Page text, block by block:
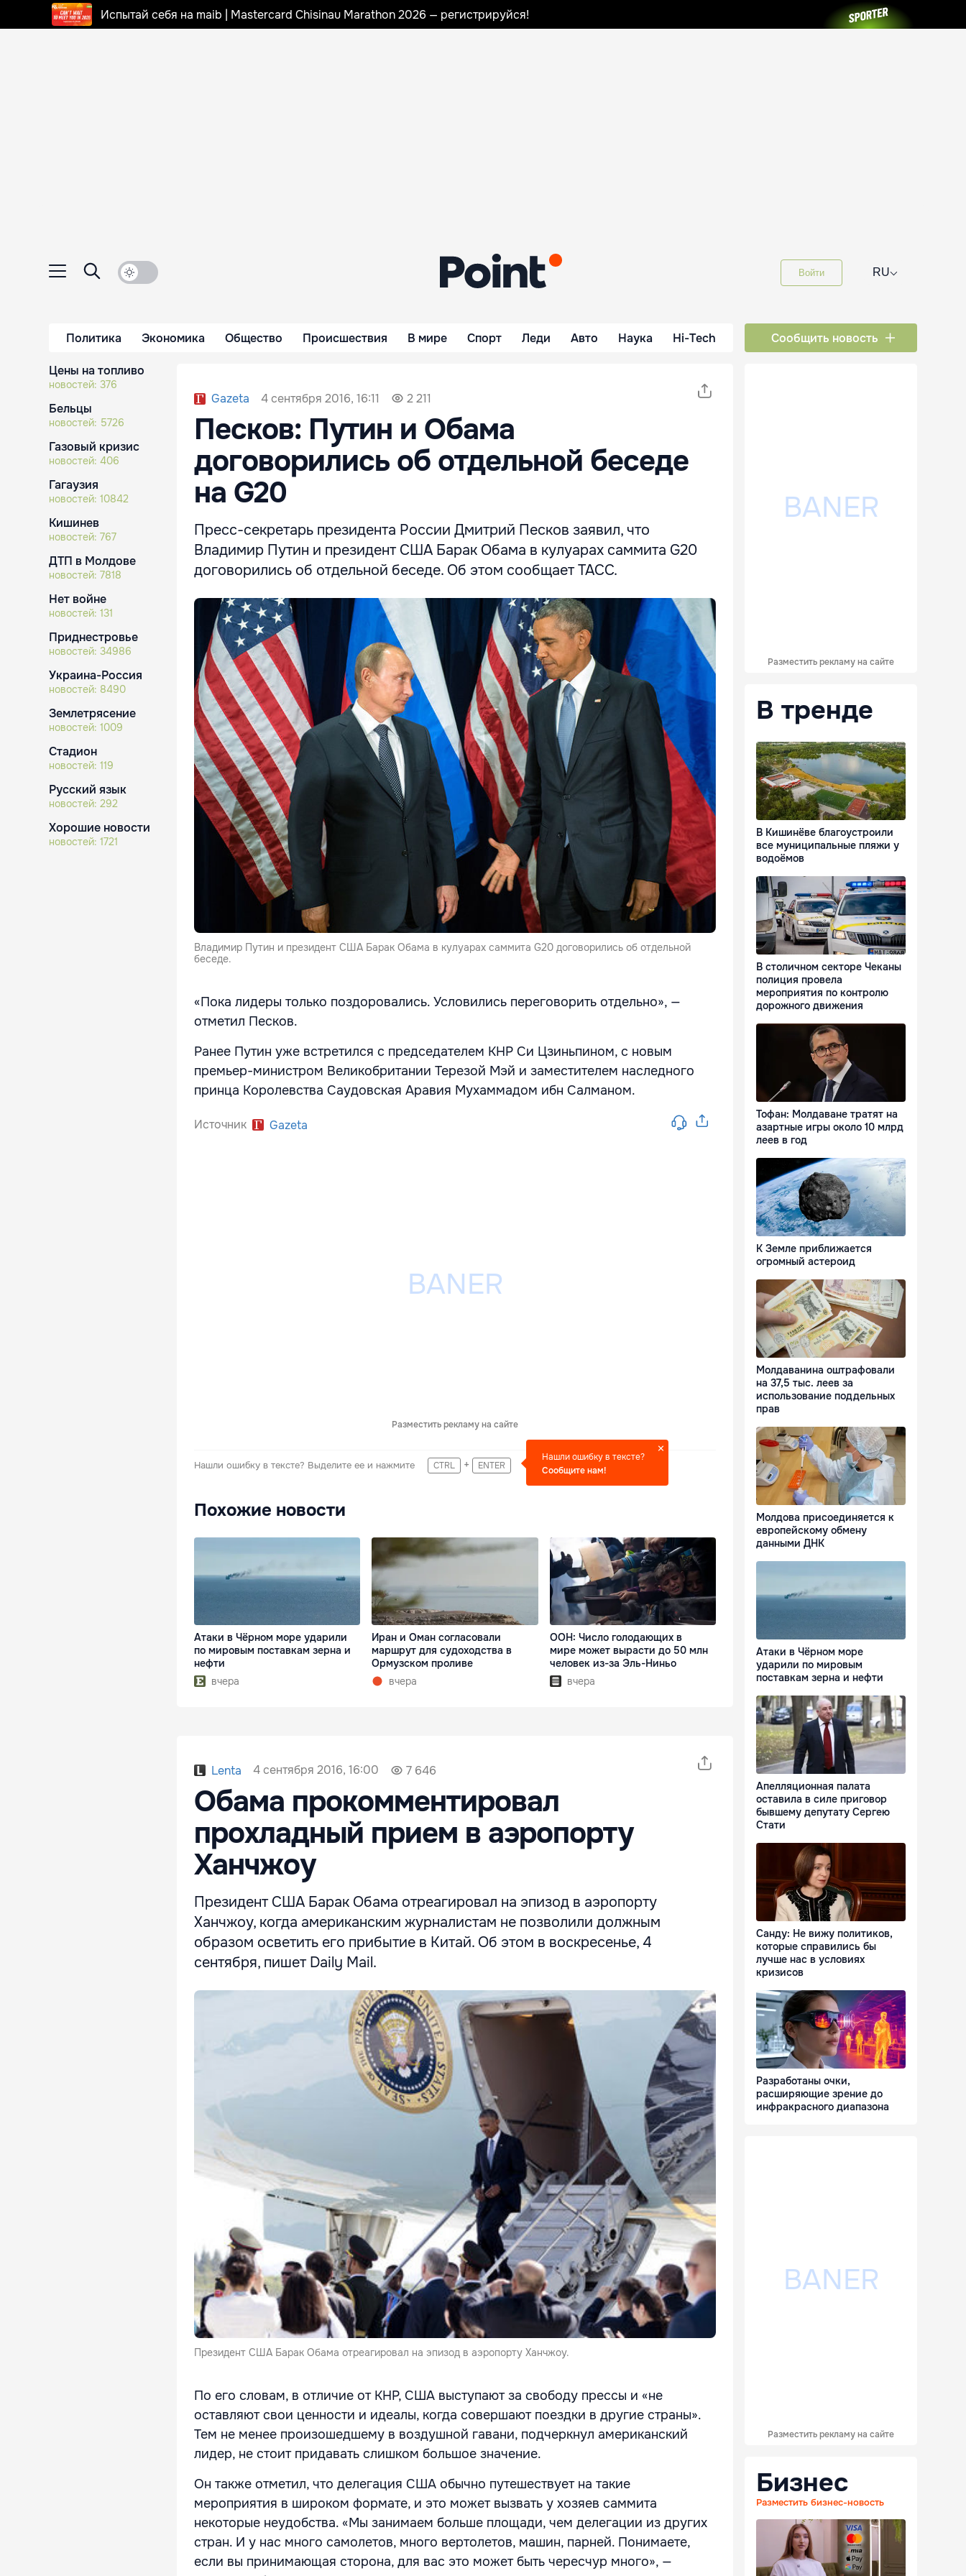
Испытай себя на maib | Mastercard Chisinau Marathon 2026 — регистрируйся!
Войти RU⌵
Политика Экономика Общество Происшествия В мире Спорт Леди Авто Наука Hi-Tech Сообщить новость
Цены на топливо
новостей: 376
Бельцы
новостей: 5726
Газовый кризис
новостей: 406
Гагаузия
новостей: 10842
Кишинев
новостей: 767
ДТП в Молдове
новостей: 7818
Нет войне
новостей: 131
Приднестровье
новостей: 34986
Украина-Россия
новостей: 8490
Землетрясение
новостей: 1009
Стадион
новостей: 119
Русский язык
новостей: 292
Хорошие новости
новостей: 1721
Gazeta 4 сентября 2016, 16:11 2 211
Песков: Путин и Обама
договорились об отдельной беседе
на G20
Пресс-секретарь президента России Дмитрий Песков заявил, что
Владимир Путин и президент США Барак Обама в кулуарах саммита G20
договорились об отдельной беседе. Об этом сообщает ТАСС.
Владимир Путин и президент США Барак Обама в кулуарах саммита G20 договорились об отдельной
беседе.
«Пока лидеры только поздоровались. Условились переговорить отдельно», —
отметил Песков.
Ранее Путин уже встретился с председателем КНР Си Цзиньпином, с новым
премьер-министром Великобритании Терезой Мэй и заместителем наследного
принца Королевства Саудовская Аравия Мухаммадом ибн Салманом.
Источник Gazeta
Разместить рекламу на сайте
Нашли ошибку в тексте? Выделите ее и нажмите CTRL + ENTER
Нашли ошибку в тексте?
Сообщите нам!
Похожие новости
Атаки в Чёрном море ударили
по мировым поставкам зерна и
нефти
вчера
Иран и Оман согласовали
маршрут для судоходства в
Ормузском проливе
вчера
ООН: Число голодающих в
мире может вырасти до 50 млн
человек из-за Эль-Ниньо
вчера
Lenta 4 сентября 2016, 16:00 7 646
Обама прокомментировал
прохладный прием в аэропорту
Ханчжоу
Президент США Барак Обама отреагировал на эпизод в аэропорту
Ханчжоу, когда американским журналистам не позволили должным
образом осветить его прибытие в Китай. Об этом в воскресенье, 4
сентября, пишет Daily Mail.
Президент США Барак Обама отреагировал на эпизод в аэропорту Ханчжоу.
По его словам, в отличие от КНР, США выступают за свободу прессы и «не
оставляют свои ценности и идеалы, когда совершают поездки в другие страны».
Тем не менее произошедшему в воздушной гавани, подчеркнул американский
лидер, не стоит придавать слишком большое значение.
Он также отметил, что делегация США обычно путешествует на такие
мероприятия в широком формате, и это может вызвать у хозяев саммита
некоторые неудобства. «Мы занимаем больше площади, чем делегации из других
стран. И у нас много самолетов, много вертолетов, машин, парней. Понимаете,
если вы принимающая сторона, для вас это может быть чересчур много», —
Разместить рекламу на сайте
В тренде
В Кишинёве благоустроили
все муниципальные пляжи у
водоёмов
В столичном секторе Чеканы
полиция провела
мероприятия по контролю
дорожного движения
Тофан: Молдаване тратят на
азартные игры около 10 млрд
леев в год
К Земле приближается
огромный астероид
Молдаванина оштрафовали
на 37,5 тыс. леев за
использование поддельных
прав
Молдова присоединяется к
европейскому обмену
данными ДНК
Атаки в Чёрном море
ударили по мировым
поставкам зерна и нефти
Апелляционная палата
оставила в силе приговор
бывшему депутату Сергею
Стати
Санду: Не вижу политиков,
которые справились бы
лучше нас в условиях
кризисов
Разработаны очки,
расширяющие зрение до
инфракрасного диапазона
Разместить рекламу на сайте
Бизнес
Разместить бизнес-новость